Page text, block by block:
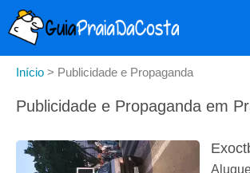
Início > Publicidade e Propaganda
Publicidade e Propaganda em